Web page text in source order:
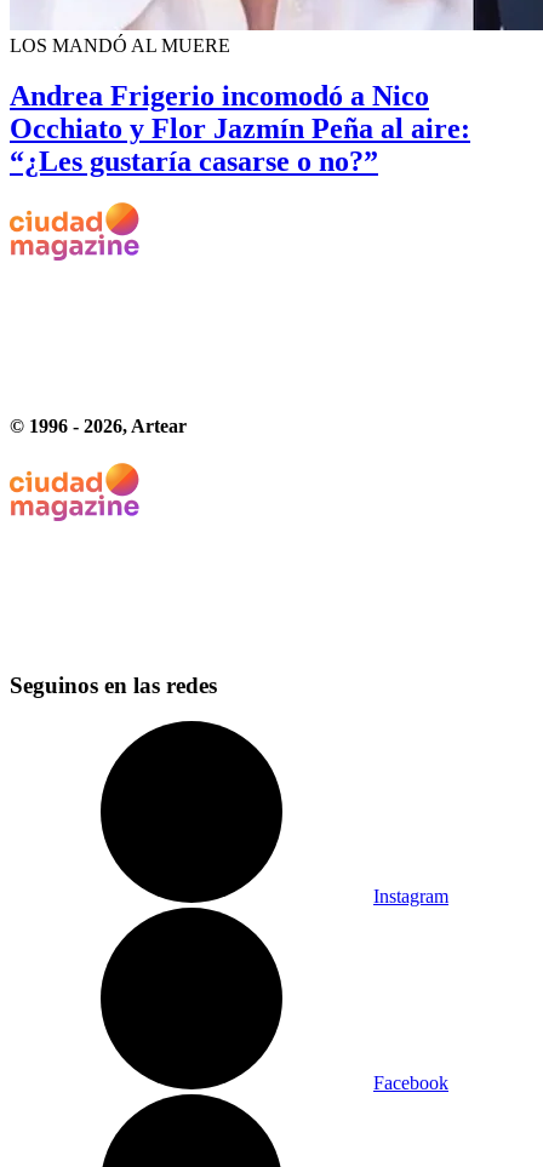
LOS MANDÓ AL MUERE
Andrea Frigerio incomodó a Nico
Occhiato y Flor Jazmín Peña al aire:
“¿Les gustaría casarse o no?”
© 1996 - 2026, Artear
Seguinos en las redes
Instagram
Facebook